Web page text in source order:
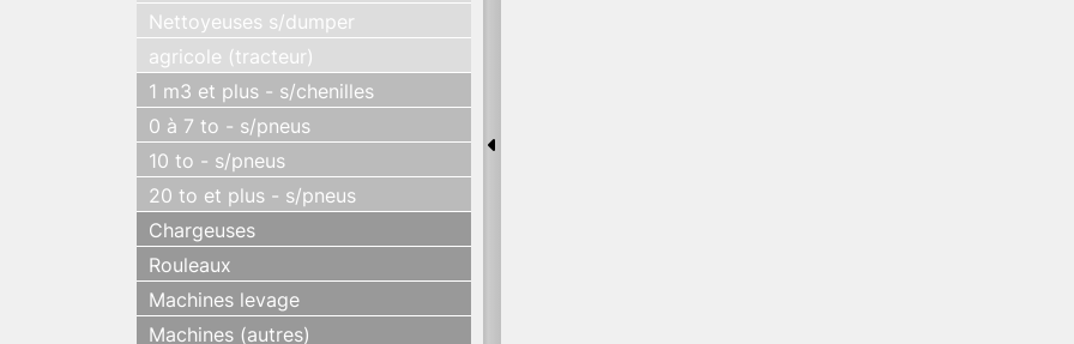
Nettoyeuses s/dumper
agricole (tracteur)
1 m3 et plus - s/chenilles
0 à 7 to - s/pneus
10 to - s/pneus
20 to et plus - s/pneus
Chargeuses
Rouleaux
Machines levage
Machines (autres)